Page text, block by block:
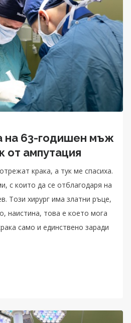
на 63-годишен мъж
от ампутация
крака, а тук ме спасиха.
с които да се отблагодаря на
Този хирург има златни ръце,
наистина, това е което мога
само и единствено заради